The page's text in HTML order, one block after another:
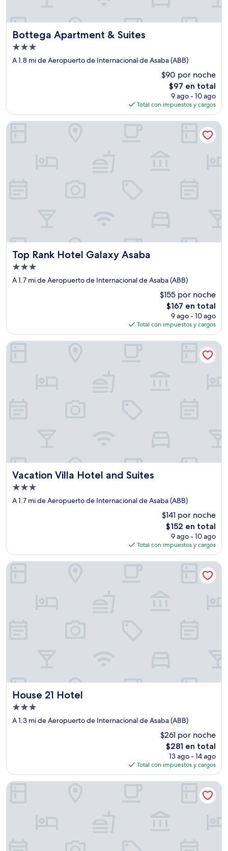
Bottega Apartment & Suites
Bottega Apartment & Suites
Propiedad
de
A 1.8 mi de Aeropuerto de Internacional de Asaba (ABB)
$90 por noche
El
precio
actual
es
de
$97 en total
9 ago - 10 ago
Total con impuestos y cargos
Top Rank Hotel Galaxy Asaba
Top Rank Hotel Galaxy Asaba
Propiedad
de
A 1.7 mi de Aeropuerto de Internacional de Asaba (ABB)
$155 por noche
El
precio
actual
es
de
$167 en total
9 ago - 10 ago
Total con impuestos y cargos
Top Rank Hotel Galaxy Asaba
Vacation Villa Hotel and Suites
Vacation Villa Hotel and Suites
Propiedad
de
A 1.7 mi de Aeropuerto de Internacional de Asaba (ABB)
$141 por noche
El
precio
actual
es
de
$152 en total
9 ago - 10 ago
Total con impuestos y cargos
Vacation Villa Hotel and Suites
House 21 Hotel
House 21 Hotel
Propiedad
de
A 1.3 mi de Aeropuerto de Internacional de Asaba (ABB)
$261 por noche
El
precio
actual
es
de
$281 en total
13 ago - 14 ago
Total con impuestos y cargos
House 21 Hotel
Immaculate Hotel Apartment And Suites